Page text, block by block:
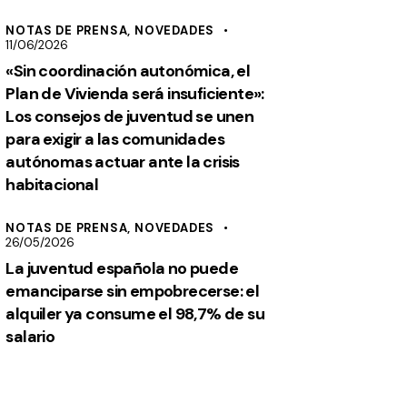
NOTAS DE PRENSA, NOVEDADES
11/06/2026
«Sin coordinación autonómica, el
Plan de Vivienda será insuficiente»:
Los consejos de juventud se unen
para exigir a las comunidades
autónomas actuar ante la crisis
habitacional
NOTAS DE PRENSA, NOVEDADES
26/05/2026
La juventud española no puede
emanciparse sin empobrecerse: el
alquiler ya consume el 98,7% de su
salario